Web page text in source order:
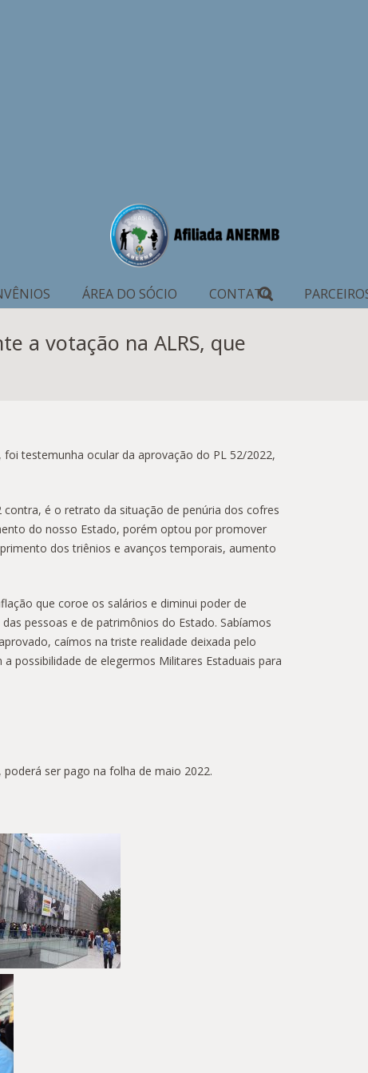
ÁREA DO SÓCIO CONTATO
a votação na ALRS, que
foi testemunha ocular da aprovação do PL 52/2022,
é o retrato da situação de penúria dos cofres
do nosso Estado, porém optou por promover
dos triênios e avanços temporais, aumento
que coroe os salários e diminui poder de
pessoas e de patrimônios do Estado. Sabíamos
caímos na triste realidade deixada pelo
possibilidade de elegermos Militares Estaduais para
ser pago na folha de maio 2022.